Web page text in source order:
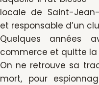
locale de Saint-
et responsable d’un
Quelques années
commerce et quitte la
On ne retrouve sa
mort, pour